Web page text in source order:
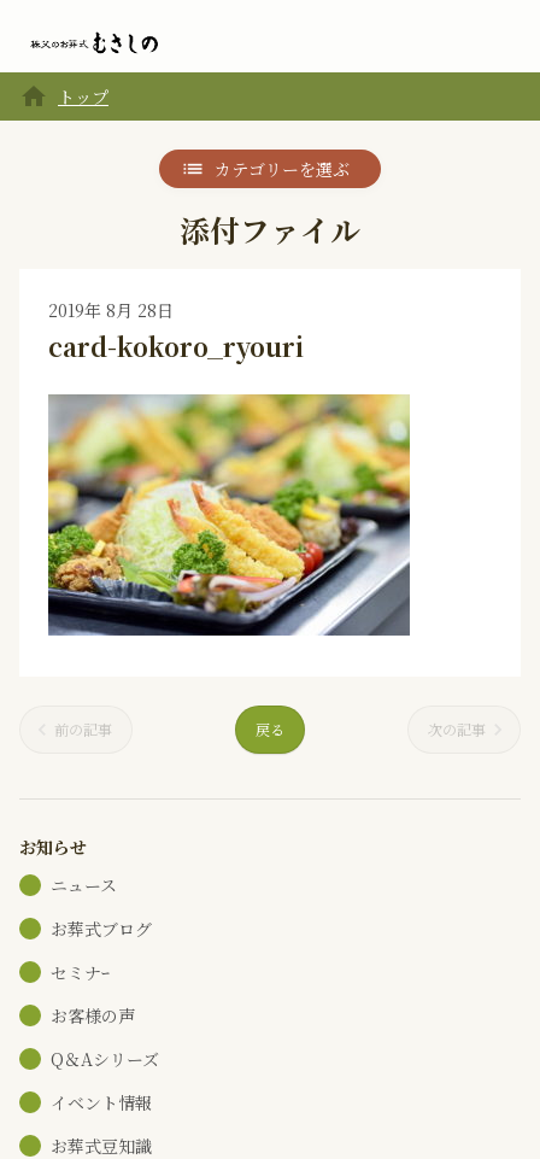
home トップ
カテゴリーを選ぶ
添付ファイル
2019年 8月 28日
card-kokoro_ryouri
前の記事 戻る 次の記事
お知らせ
ニュース
お葬式ブログ
セミナｰ
お客様の声
Q＆Aシリーズ
イベント情報
お葬式豆知識